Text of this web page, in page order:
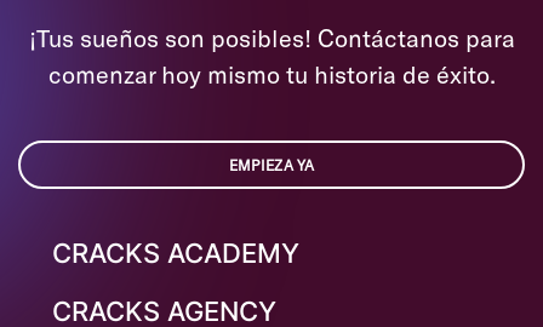
¡Tus sueños son posibles! Contáctanos para
comenzar hoy mismo tu historia de éxito.
EMPIEZA YA
CRACKS ACADEMY
CRACKS AGENCY